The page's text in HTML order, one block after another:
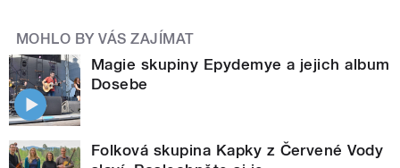
MOHLO BY VÁS ZAJÍMAT
Magie skupiny Epydemye a jejich album
Dosebe
Folková skupina Kapky z Červené Vody